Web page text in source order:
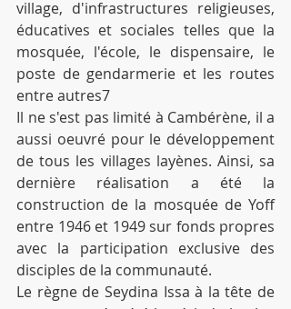
village, d'infrastructures religieuses,
éducatives et sociales telles que la
mosquée, l'école, le dispensaire, le
poste de gendarmerie et les routes
entre autres7
Il ne s'est pas limité à Cambérène, il a
aussi oeuvré pour le développement
de tous les villages layènes. Ainsi, sa
dernière réalisation a été la
construction de la mosquée de Yoff
entre 1946 et 1949 sur fonds propres
avec la participation exclusive des
disciples de la communauté.
Le règne de Seydina Issa à la tête de